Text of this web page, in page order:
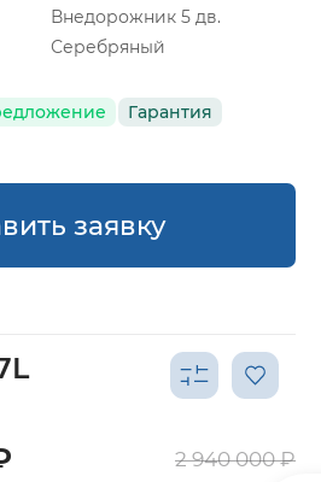
Внедорожник 5 дв.
Серебряный
Гарантия
заявку
2 940 000 ₽